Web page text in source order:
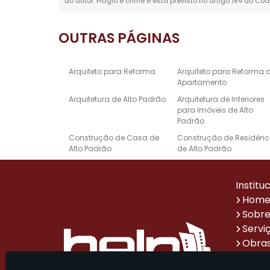
OUTRAS PÁGINAS
Arquiteto para Reforma
Arquiteto para Reforma
Apartamento
Arquitetura de Alto Padrão
Arquitetura de Interiores
para Imóveis de Alto
Padrão
Construção de Casa de
Alto Padrão
Construção de
de Alto Padrão
Casas de Alto Padrão
Padrão
Reforma de Escritório
Sistema de Automação
Empresa de Reformas
Home